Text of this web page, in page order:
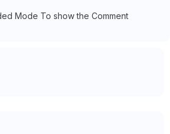
Mode To show the Comment